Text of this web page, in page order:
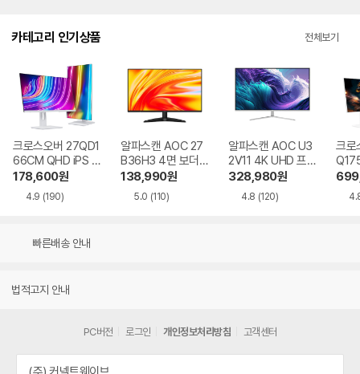
카테고리 인기상품 전체보기
크로스오버 27QD1
66CM QHD iPS U
SB-C 화이트 Ai 멀
티스탠드
178,600원
4.9 (190)
알파스캔 AOC 27
B36H3 4면 보더리
스 IPS 120 시력보
호 무결점
138,990원
5.0 (110)
알파스캔 AOC U3
2V11 4K UHD 프리
싱크 HDR 시력보호
무결점
328,980원
4.8 (120)
크로
Ai
빠른배송 안내
법적고지 안내
PC버전 로그인 개인정보처리방침 고객센터